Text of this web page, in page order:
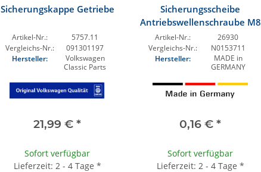
Sicherungskappe Getriebe
Artikel-Nr.:
5757.11
Vergleichs-Nr.:
091301197
Hersteller:
Volkswagen
Classic Parts
21,99 € *
Sofort verfügbar
Lieferzeit: 2 - 4 Tage *
Sicherungsscheibe
Antriebswellenschraube M8
Artikel-Nr.:
26930
Vergleichs-Nr.:
N0153711
Hersteller:
MADE in
GERMANY
0,16 € *
Sofort verfügbar
Lieferzeit: 2 - 4 Tage *